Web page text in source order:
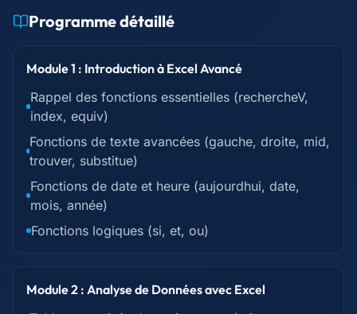
Programme détaillé
Module 1 : Introduction à Excel Avancé
Rappel des fonctions essentielles (rechercheV,
index, equiv)
Fonctions de texte avancées (gauche, droite, mid,
trouver, substitue)
Fonctions de date et heure (aujourdhui, date,
mois, année)
Fonctions logiques (si, et, ou)
Module 2 : Analyse de Données avec Excel